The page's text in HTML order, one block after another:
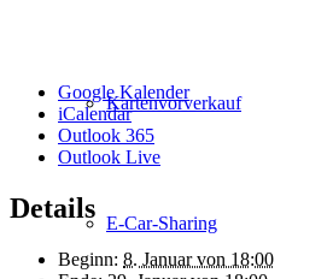
Kartenvorverkauf
E-Car-Sharing
Google Kalender
iCalendar
Outlook 365
Outlook Live
Details
Beginn: 8. Januar von 18:00